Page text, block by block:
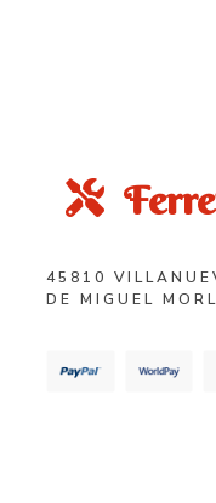
45810
DE MIGUEL